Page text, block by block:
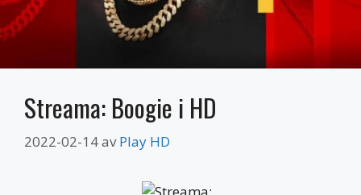
Streama: Boogie i HD
2022-02-14avPlay HD